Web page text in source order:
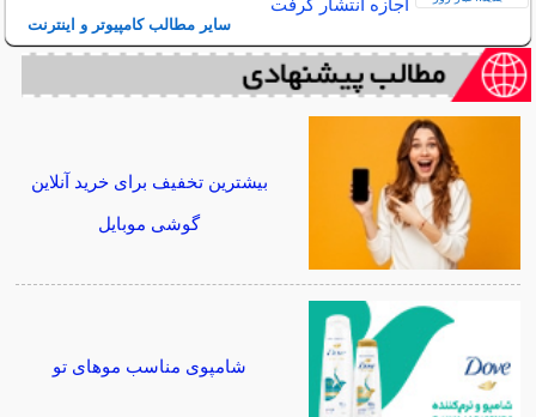
سایر مطالب کامپیوتر و اینترنت
بیشترین تخفیف برای خرید آنلاین
گوشی موبایل
شامپوی مناسب موهای تو